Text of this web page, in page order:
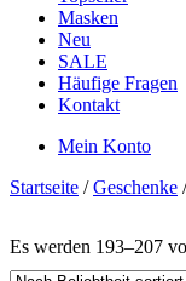
Masken
Neu
SALE
Häufige Fragen
Kontakt
Mein Konto
Startseite /Geschenke
Es werden 193–207